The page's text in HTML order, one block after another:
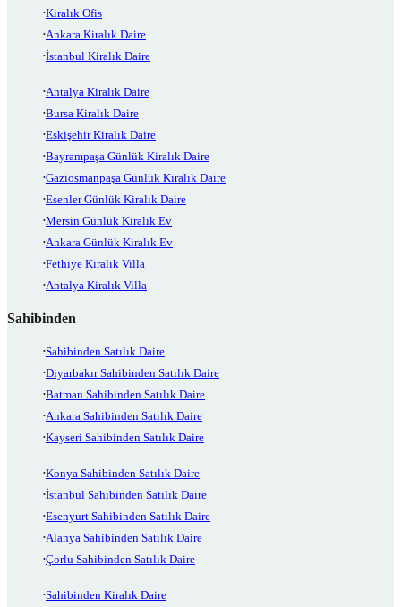
Kiralık Ofis
Ankara Kiralık Daire
İstanbul Kiralık Daire
Antalya Kiralık Daire
Bursa Kiralık Daire
Eskişehir Kiralık Daire
Bayrampaşa Günlük Kiralık Daire
Gaziosmanpaşa Günlük Kiralık Daire
Esenler Günlük Kiralık Daire
Mersin Günlük Kiralık Ev
Ankara Günlük Kiralık Ev
Fethiye Kiralık Villa
Antalya Kiralık Villa
Sahibinden
Sahibinden Satılık Daire
Diyarbakır Sahibinden Satılık Daire
Batman Sahibinden Satılık Daire
Ankara Sahibinden Satılık Daire
Kayseri Sahibinden Satılık Daire
Konya Sahibinden Satılık Daire
İstanbul Sahibinden Satılık Daire
Esenyurt Sahibinden Satılık Daire
Alanya Sahibinden Satılık Daire
Çorlu Sahibinden Satılık Daire
Sahibinden Kiralık Daire